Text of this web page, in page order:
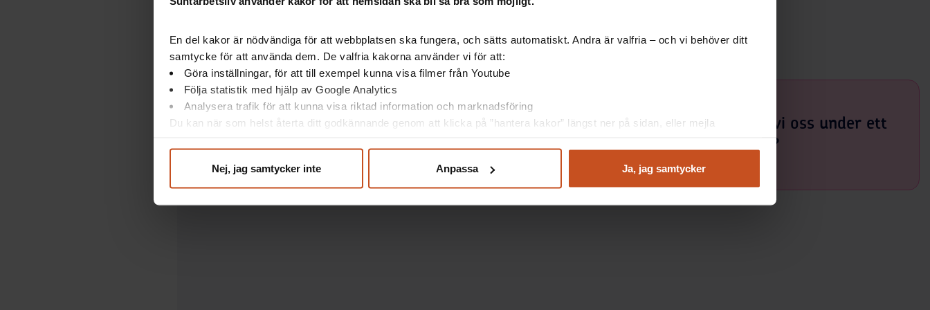
En del kakor är nödvändiga för att webbplatsen ska fungera, och sätts automatiskt. Andra är valfria – och vi behöver ditt
samtycke för att använda dem. De valfria kakorna använder vi för att:
Göra inställningar, för att till exempel kunna visa filmer från Youtube
Följa statistik med hjälp av Google Analytics
Analysera trafik för att kunna visa riktad information och marknadsföring
Du kan när som helst återta ditt godkännande genom att klicka på ”hantera kakor” längst ner på sidan, eller mejla
Nej, jag samtycker inte Anpassa Ja, jag samtycker
Hur kan vi skapa goda förutsättningar för
återhämtning även under perioder av hög
arbetsbelastning?
På vilket sätt återhämtar vi oss under ett
arbetspass?